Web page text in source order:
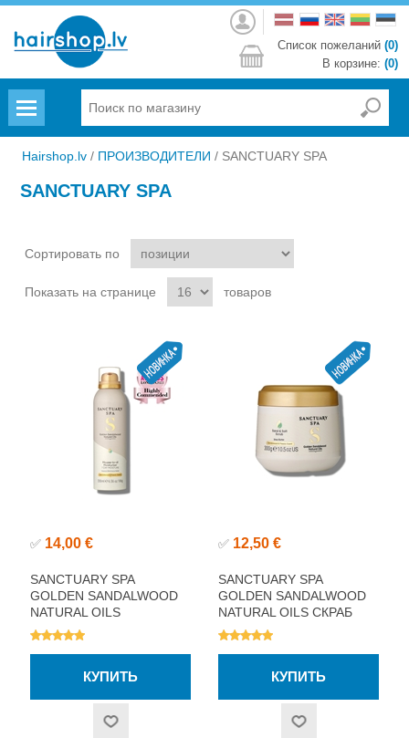
Войти
Список пожеланий (0)
В корзине: (0)
Hairshop.lv / ПРОИЗВОДИТЕЛИ / SANCTUARY SPA
SANCTUARY SPA
Сортировать по
Показать на странице товаров
✅ 14,00 €
SANCTUARY SPA
GOLDEN SANDALWOOD
NATURAL OILS
УВЛАЖНЯЮЩИЙ МУСС-
МАСЛО ДЛЯ ТЕЛА 200МЛ
✅ 12,50 €
SANCTUARY SPA
GOLDEN SANDALWOOD
NATURAL OILS СКРАБ
ДЛЯ ТЕЛА С ПЕСКОМ И
СОЛЬЮ 300Г